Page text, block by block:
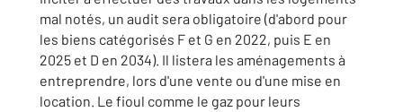
mal notés, un audit sera obligatoire (d'abord pour
les biens catégorisés F et G en 2022, puis E en
2025 et D en 2034). Il listera les aménagements à
entreprendre, lors d'une vente ou d'une mise en
location. Le fioul comme le gaz pour leurs